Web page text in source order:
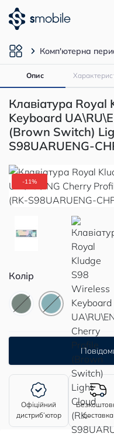
Комп'ютерна
Опис
Клавіатура Royal
Keyboard
(Brown Switch)
S98UARUENG-
-11%
Колір
Офіційний
дистриб’ютор
доставка